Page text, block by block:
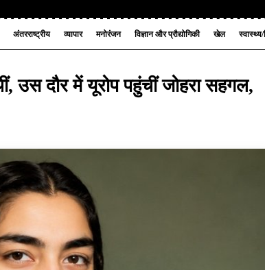
अंतरराष्ट्रीय व्यापार मनोरंजन विज्ञान और प्रौद्योगिकी खेल
उस दौर में यूरोप पहुंचीं जोहरा सहगल,